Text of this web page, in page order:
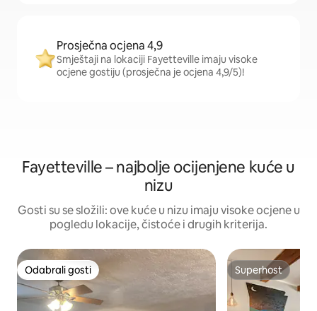
Prosječna ocjena 4,9
Smještaji na lokaciji Fayetteville imaju visoke
ocjene gostiju (prosječna je ocjena 4,9/5)!
Fayetteville – najbolje ocijenjene kuće u
nizu
Gosti su se složili: ove kuće u nizu imaju visoke ocjene u
pogledu lokacije, čistoće i drugih kriterija.
Odabrali gosti
Odabrali gosti Superhost
Superhost